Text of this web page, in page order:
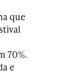
que
70%.
e